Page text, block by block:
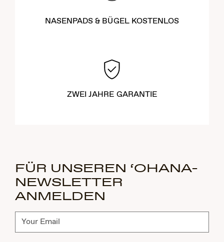
NASENPADS & BÜGEL KOSTENLOS
ZWEI JAHRE GARANTIE
FÜR UNSEREN ‘OHANA-
NEWSLETTER
ANMELDEN
Abonnieren